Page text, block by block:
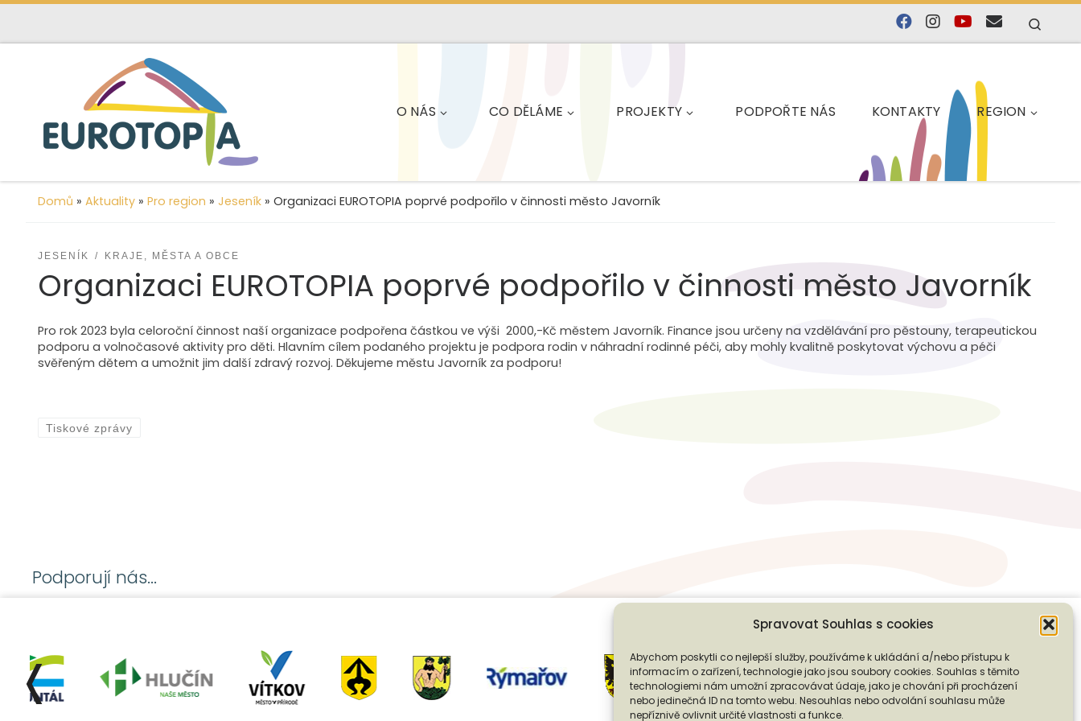
Spravovat Souhlas s cookies
Abychom poskytli co nejlepší služby, používáme k ukládání a/nebo přístupu k
informacím o zařízení, technologie jako jsou soubory cookies. Souhlas s těmito
technologiemi nám umožní zpracovávat údaje, jako je chování při procházení
nebo jedinečná ID na tomto webu. Nesouhlas nebo odvolání souhlasu může
nepříznivě ovlivnit určité vlastnosti a funkce.
content
O NÁS CO DĚLÁME PROJEKTY PODPOŘTE NÁS KONTAKTY REGION
Domů » Aktuality » Pro region » Jeseník » Organizaci EUROTOPIA poprvé podpořilo v činnosti město Javorník
JESENÍK KRAJE, MĚSTA A OBCE
Organizaci EUROTOPIA poprvé podpořilo v činnosti město Javorník
Pro rok 2023 byla celoroční činnost naší organizace podpořena částkou ve výši 2000,-Kč městem Javorník. Finance jsou určeny na vzdělávání pro pěstouny, terapeutickou
podporu a volnočasové aktivity pro děti. Hlavním cílem podaného projektu je podpora rodin v náhradní rodinné péči, aby mohly kvalitně poskytovat výchovu a péči
svěřeným dětem a umožnit jim další zdravý rozvoj. Děkujeme městu Javorník za podporu!
Tiskové zprávy
Podporují nás...
❬ PODPOŘTE NÁS